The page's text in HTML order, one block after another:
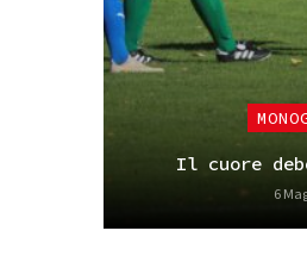
Il cuore
6